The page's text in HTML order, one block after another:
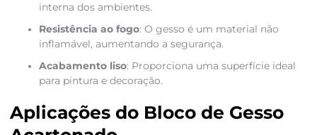
interna dos ambientes.
Resistência ao fogo: O gesso é um material não
inflamável, aumentando a segurança.
Acabamento liso: Proporciona uma superfície ideal
para pintura e decoração.
Aplicações do Bloco de Gesso